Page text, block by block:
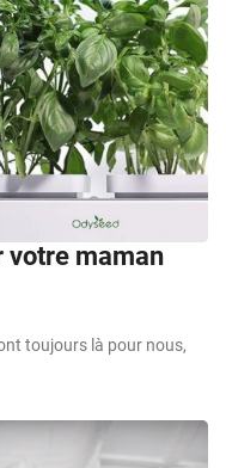
votre maman
toujours là pour nous,